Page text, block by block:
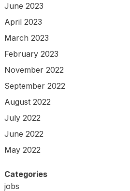
June 2023
April 2023
March 2023
February 2023
November 2022
September 2022
August 2022
July 2022
June 2022
May 2022
Categories
jobs